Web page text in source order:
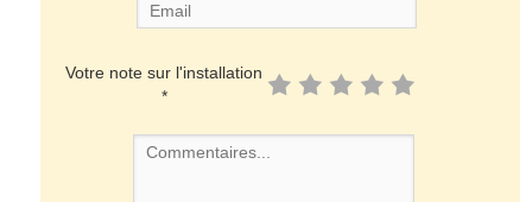
Votre note sur l'installation
*